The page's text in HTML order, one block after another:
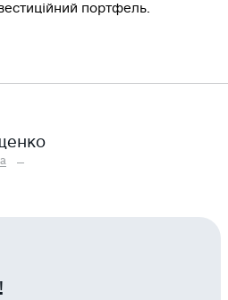
портфель.